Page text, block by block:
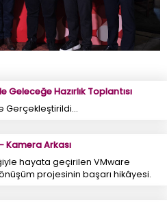
Geleceğe Hazırlık Toplantısı
Gerçekleştirildi...
Kamera Arkası
hayata geçirilen VMware
projesinin başarı hikâyesi.